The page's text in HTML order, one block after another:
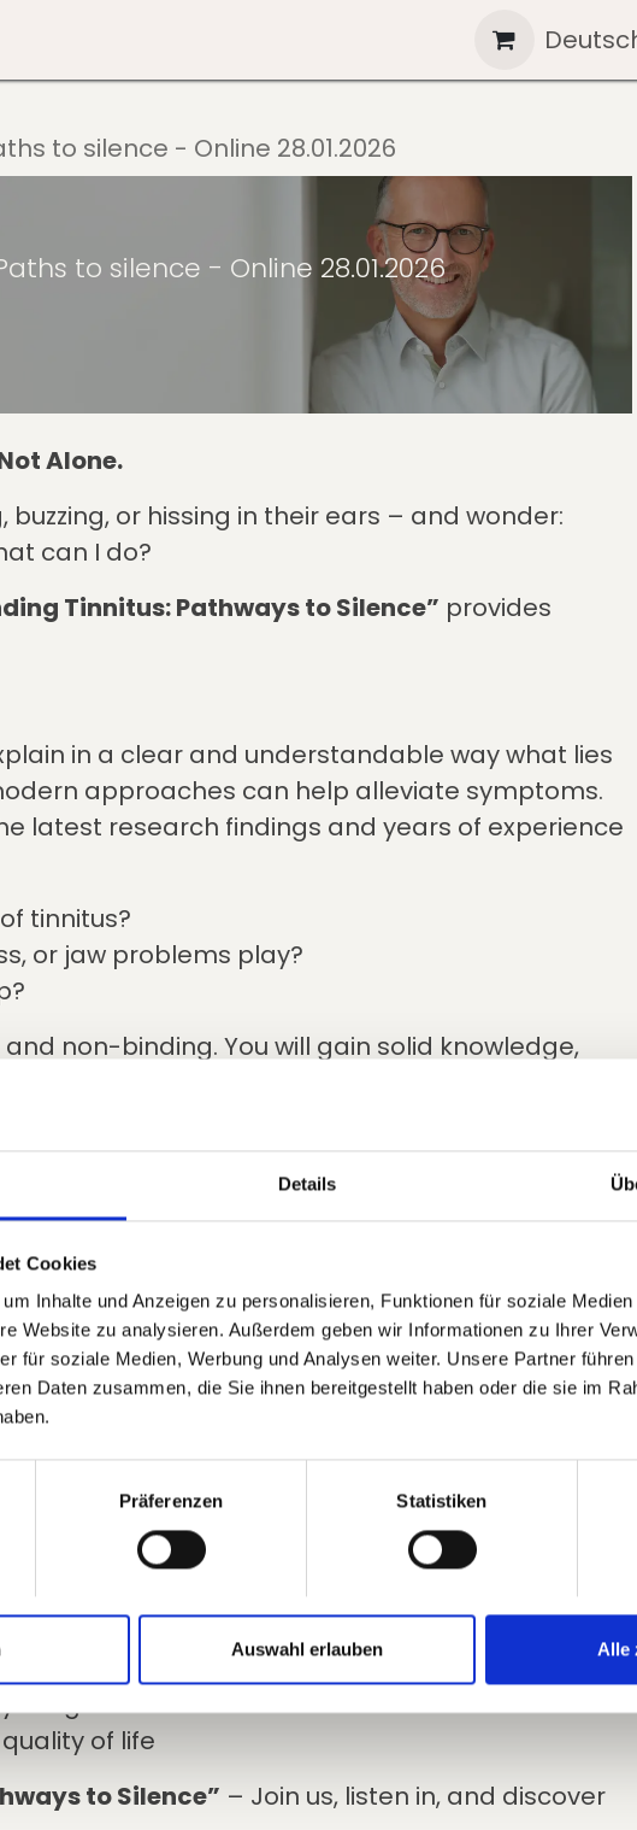
Details
Cookies
Inhalte und Anzeigen zu personalisieren, Funktionen für soziale
Website zu analysieren. Außerdem geben wir Informationen zu Ihrer
für soziale Medien, Werbung und Analysen weiter. Unsere Partner
Daten zusammen, die Sie ihnen bereitgestellt haben oder die sie im
Präferenzen Statistiken
Auswahl erlauben Alle
to silence - Online 28.01.2026
to silence - Online 28.01.2026
Alone.
or hissing in their ears – and wonder:
can I do?
Tinnitus: Pathways to Silence” provides
in a clear and understandable way what lies
approaches can help alleviate symptoms.
latest research findings and years of experience
tinnitus?
or jaw problems play?
non-binding. You will gain solid knowledge,
and discover new perspectives for more peace of
of tinnitus can be influenced by movements or
This fascinating form is called
our hearing system is connected to the body.
tinnitus and how it differs from other forms.
Jaw, Pain
between tinnitus and orthopedic conditions
We explore these connections and explain why a
experts
obligation
of life
to Silence” – Join us, listen in, and discover